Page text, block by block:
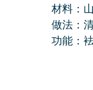
材料：
做法：
功能：